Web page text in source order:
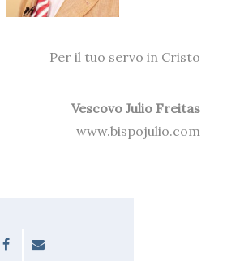
Per il tuo servo in Cristo
Vescovo Julio Freitas
www.bispojulio.com